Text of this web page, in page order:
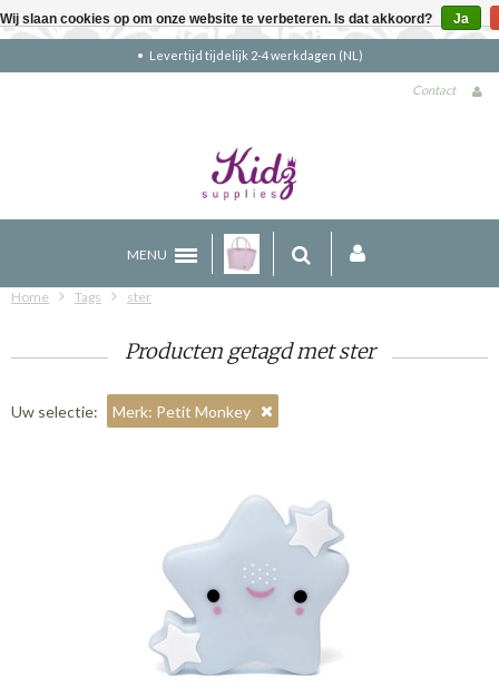
2-4 werkdagen (NL)
Contact
MENU
Home Tags ster
Producten getagd met ster
Uw selectie: Merk: Petit Monkey
Wij slaan cookies op om onze website te verbeteren. Is dat akkoord? Ja